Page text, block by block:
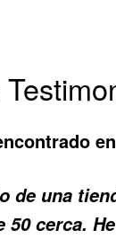
de una
50 cerca.